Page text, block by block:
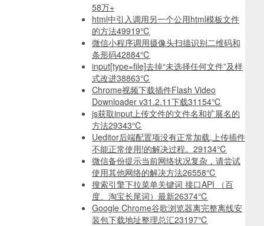
58万+
html中引入调用另一个公用html模板文件
的方法49919℃
微信小程序调用摄像头扫描识别二维码和
条形码42884℃
input[type=file]去掉“未选择任何文件”及样
式改进38863℃
Chrome视频下载插件Flash Video
Downloader v31.2.11下载31154℃
js获取input上传文件的文件名和扩展名的
方法29343℃
Ueditor后端配置项没有正常加载,上传插件
不能正常使用!的解决过程。 29134℃
微信备份提示当前网络状况复杂，请尝试
使用其他网络的解决方法26558℃
搜索引擎下拉菜单关键词 接口API （百
度、淘宝长尾词）最新26374℃
Google Chrome谷歌浏览器离完整离线安
装包下载地址整理总汇23197℃